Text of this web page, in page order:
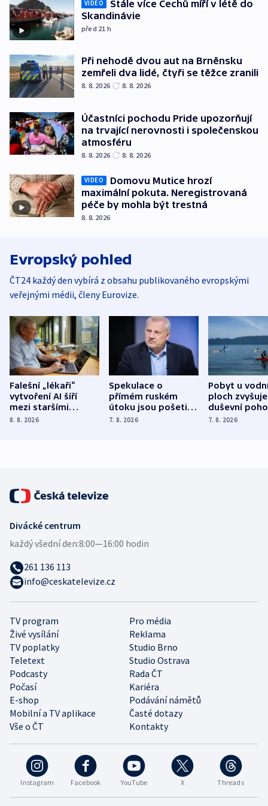
VIDEO
Stále více Čechů míří v létě do
Skandinávie
před 21 h
Při nehodě dvou aut na Brněnsku
zemřeli dva lidé, čtyři se těžce zranili
8. 8. 2026 8. 8. 2026
Účastníci pochodu Pride upozorňují
na trvající nerovnosti i společenskou
atmosféru
8. 8. 2026 8. 8. 2026
VIDEO
Domovu Mutice hrozí
maximální pokuta. Neregistrovaná
péče by mohla být trestná
8. 8. 2026
Evropský pohled
ČT24 každý den vybírá z obsahu publikovaného evropskými
veřejnými médii, členy Eurovize.
Falešní „lékaři“
vytvoření AI šíří
mezi staršími
Poláky nebezpečné
8. 8. 2026
Spekulace o
přímém ruském
útoku jsou pošetilé,
míní estonský
7. 8. 2026
Pobyt u
ploch zvyšuje
duševní
ukázala
7. 8. 2026
Instagram Facebook YouTube X Threads
TV program
Pro média
Živé vysílání
Reklama
TV poplatky
Studio Brno
Teletext
Studio Ostrava
Podcasty
Rada ČT
Počasí
Kariéra
E-shop
Podávání námětů
Mobilní a TV aplikace
Časté dotazy
Vše o ČT
Kontakty
Divácké centrum
každý všední den:8:00—16:00 hodin
261 136 113
info@ceskatelevize.cz